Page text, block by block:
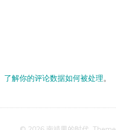
了解你的评论数据如何被处理。